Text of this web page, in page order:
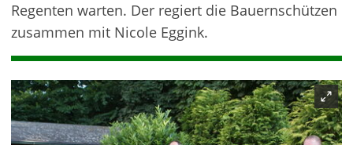
Regenten warten. Der regiert die Bauernschützen
zusammen mit Nicole Eggink.